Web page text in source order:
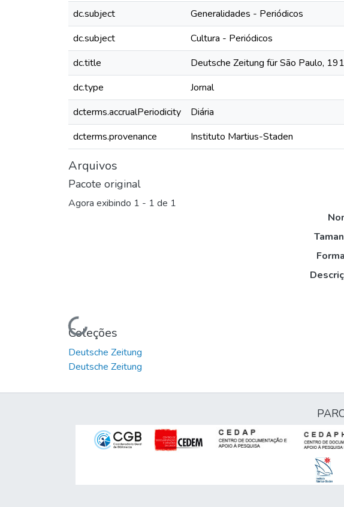
dc.subject
Generalidades - Periódicos
dc.subject
Cultura - Periódicos
dc.title
Deutsche Zeitung für São Paulo,
dc.type
Jornal
dcterms.accrualPeriodicity
Diária
dcterms.provenance
Instituto Martius-Staden
Arquivos
Pacote original
Agora exibindo 1 - 1 de 1
Carregando...
Coleções
Deutsche Zeitung
Deutsche Zeitung